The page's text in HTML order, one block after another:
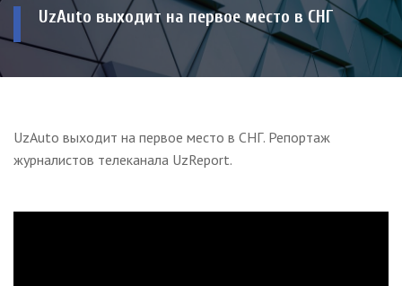
UzAuto выходит на первое место в СНГ
UzAuto выходит на первое место в СНГ. Репортаж
журналистов телеканала UzReport.